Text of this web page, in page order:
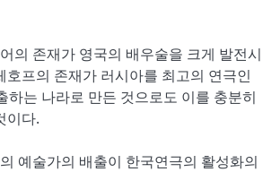
의 존재가 영국의 배우술을 크게 발전시
호프의 존재가 러시아를 최고의 연극인
하는 나라로 만든 것으로도 이를 충분히
이다.
예술가의 배출이 한국연극의 활성화의